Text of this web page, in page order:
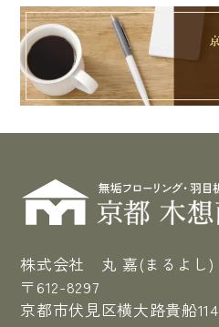
株式会社 丸 嘉(まるよし)
〒612-8297
京都市伏見区横大路貴船114